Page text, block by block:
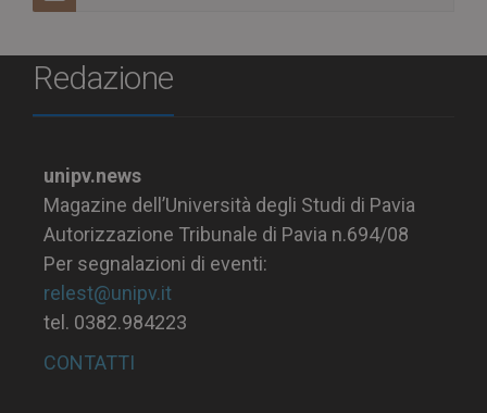
Redazione
unipv.news
Magazine dell’Università degli Studi di Pavia
Autorizzazione Tribunale di Pavia n.694/08
Per segnalazioni di eventi:
relest@unipv.it
tel. 0382.984223
CONTATTI